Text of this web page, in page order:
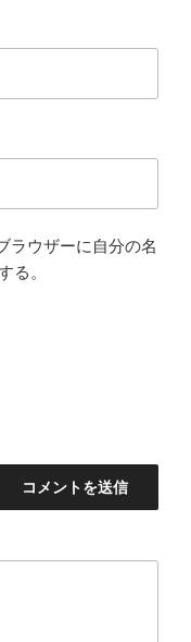
ラウザーに自分の名
る。